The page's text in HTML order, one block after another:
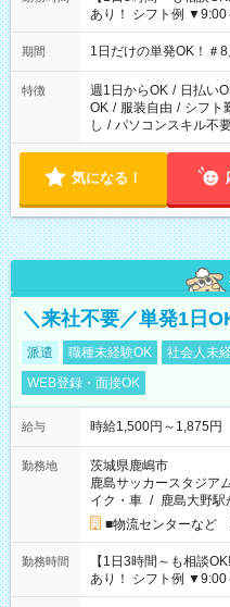
あり！ シフト例
▼18:00～21:00
期間 1日だけの単発OK！＃
特徴 週1日からOK / 日払い
OK / 服装自由 / シフト
し / パソコンスキル不
気になる！
＼来社不要／単発1日
派遣 職種未経験OK 社会人未
WEB登録・面接OK
給与 時給1,500円～1,875円
勤務地
茨城県鹿嶋市
鹿島サッカースタジア
イク・車 / 鹿島大野駅
■物流センターなど
勤務時間
【1日3時間～も相談
あり！ シフト例
▼18:00～21:00